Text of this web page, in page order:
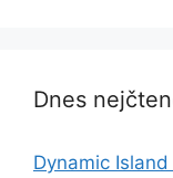
Dnes
Dynamic